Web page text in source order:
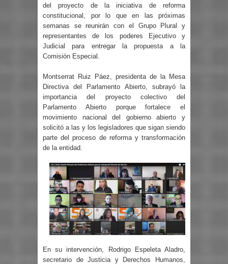
del proyecto de la iniciativa de reforma
constitucional, por lo que en las próximas
semanas se reunirán con el Grupo Plural y
representantes de los poderes Ejecutivo y
Judicial para entregar la propuesta a la
Comisión Especial.
Montserrat Ruiz Páez, presidenta de la Mesa
Directiva del Parlamento Abierto, subrayó la
importancia del proyecto colectivo del
Parlamento Abierto porque fortalece el
movimiento nacional del gobierno abierto y
solicitó a las y los legisladores que sigan siendo
parte del proceso de reforma y transformación
de la entidad.
En su intervención, Rodrigo Espeleta Aladro,
secretario de Justicia y Derechos Humanos,